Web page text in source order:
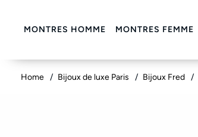
MONTRES HOMME MONTRES FEMME
Home Bijoux de luxe Paris Bijoux Fred